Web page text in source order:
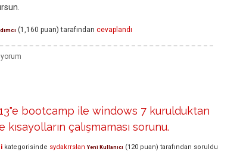
(1,160 puan) tarafından cevaplandı
bootcamp ile windows 7 kurulduktan
çalışmaması sorunu.
kategorisinde sydakrrslan Yeni Kullanıcı (120 puan) tarafından soruldu